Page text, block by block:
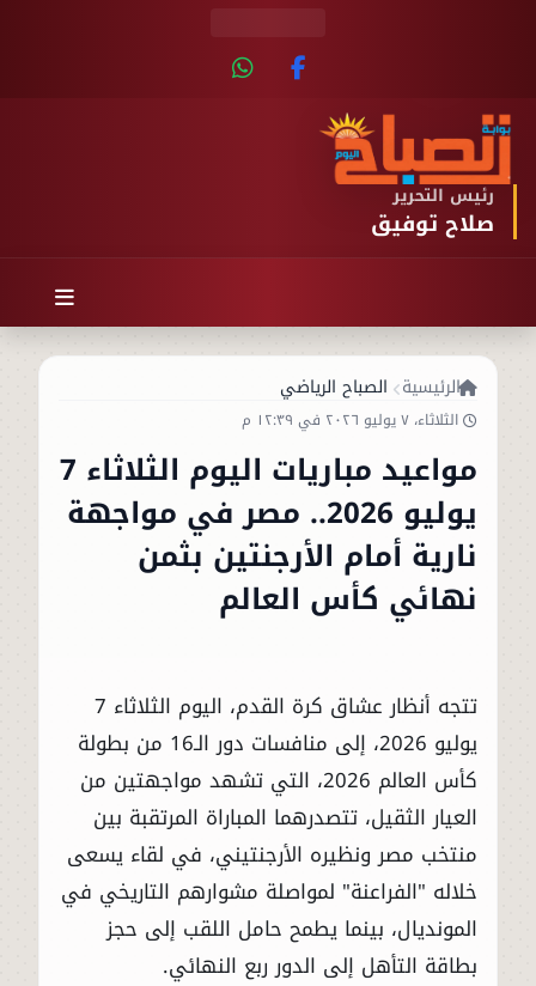
رئيس التحرير
صلاح توفيق
الرئيسية الصباح الرياضي
الثلاثاء، ٧ يوليو ٢٠٢٦ في ١٢:٣٩ م
مواعيد مباريات اليوم الثلاثاء 7
يوليو 2026.. مصر في مواجهة
نارية أمام الأرجنتين بثمن
نهائي كأس العالم
تتجه أنظار عشاق كرة القدم، اليوم الثلاثاء 7
يوليو 2026، إلى منافسات دور الـ16 من بطولة
كأس العالم 2026، التي تشهد مواجهتين من
العيار الثقيل، تتصدرهما المباراة المرتقبة بين
منتخب مصر ونظيره الأرجنتيني، في لقاء يسعى
خلاله "الفراعنة" لمواصلة مشوارهم التاريخي في
المونديال، بينما يطمح حامل اللقب إلى حجز
بطاقة التأهل إلى الدور ربع النهائي.